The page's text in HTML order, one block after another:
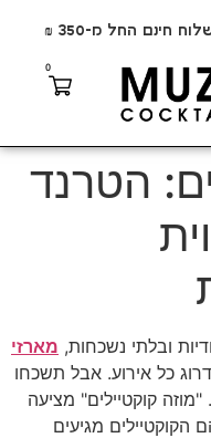
חינם החל מ-350 ₪
0
הטרנד
ובלתי נשכחות, מארזי
כל אירוע. אבל תשכחו
קוקטיילים" מציעה
מגיעים